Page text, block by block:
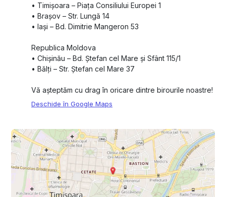
•⁠ ⁠Timișoara – Piața Consiliului Europei 1
•⁠ ⁠Brașov – Str. Lungă 14
•⁠ ⁠Iași – Bd. Dimitrie Mangeron 53
Republica Moldova
•⁠ ⁠Chișinău – Bd. Ștefan cel Mare și Sfânt 115/1
•⁠ ⁠Bălți – Str. Ștefan cel Mare 37
Vă așteptăm cu drag în oricare dintre birourile noastre!
Deschide în Google Maps